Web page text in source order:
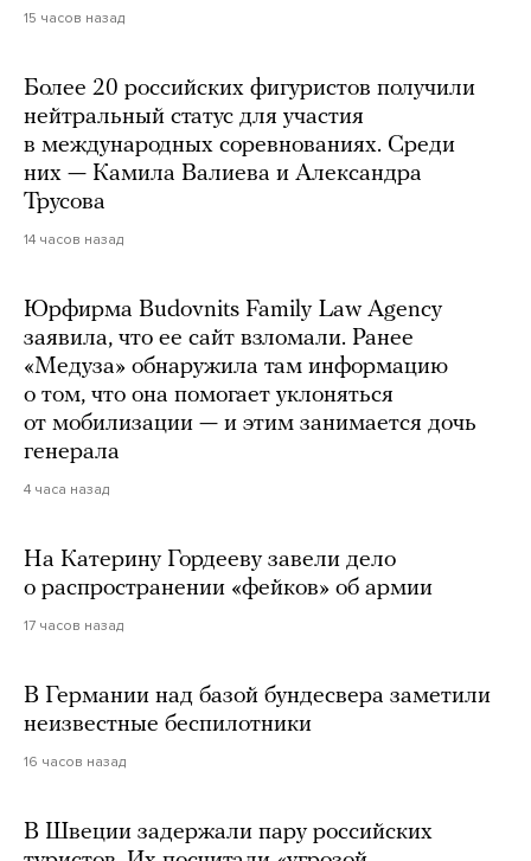
15 часов назад
Более 20 российских фигуристов получили
нейтральный статус для участия
в международных соревнованиях. Среди
них — Камила Валиева и Александра
Трусова
14 часов назад
Юрфирма Budovnits Family Law Agency
заявила, что ее сайт взломали. Ранее
«Медуза» обнаружила там информацию
о том, что она помогает уклоняться
от мобилизации — и этим занимается дочь
генерала
4 часа назад
На Катерину Гордееву завели дело
о распространении «фейков» об армии
17 часов назад
В Германии над базой бундесвера заметили
неизвестные беспилотники
16 часов назад
В Швеции задержали пару российских